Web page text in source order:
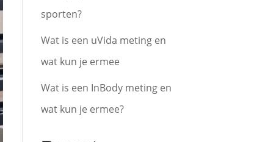
sporten?
Wat is een uVida meting en
wat kun je ermee
Wat is een InBody meting en
wat kun je ermee?